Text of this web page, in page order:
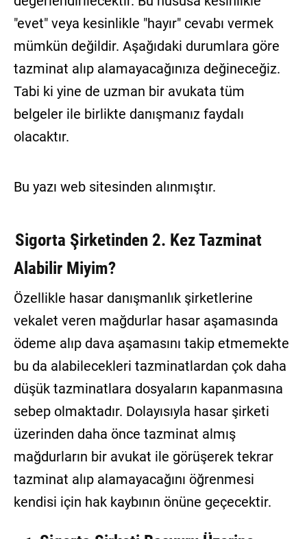
"evet" veya kesinlikle "hayır" cevabı vermek
mümkün değildir. Aşağıdaki durumlara göre
tazminat alıp alamayacağınıza değineceğiz.
Tabi ki yine de uzman bir avukata tüm
belgeler ile birlikte danışmanız faydalı
olacaktır.
Bu yazı web sitesinden alınmıştır.
Sigorta Şirketinden 2. Kez Tazminat
Alabilir Miyim?
Özellikle hasar danışmanlık şirketlerine
vekalet veren mağdurlar hasar aşamasında
ödeme alıp dava aşamasını takip etmemekte
bu da alabilecekleri tazminatlardan çok daha
düşük tazminatlara dosyaların kapanmasına
sebep olmaktadır. Dolayısıyla hasar şirketi
üzerinden daha önce tazminat almış
mağdurların bir avukat ile görüşerek tekrar
tazminat alıp alamayacağını öğrenmesi
kendisi için hak kaybının önüne geçecektir.